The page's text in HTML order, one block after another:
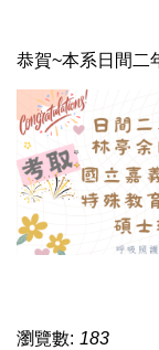
恭賀~本系日間二
瀏覽數: 183